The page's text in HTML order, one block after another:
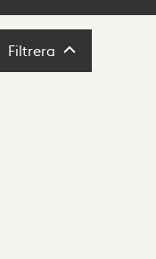
Filtrera Filtrera